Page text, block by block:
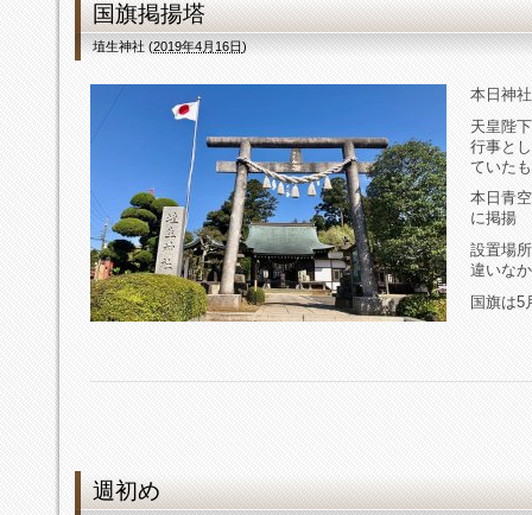
国旗掲揚塔
埴生神社(2019年4月16日)
本日神
天皇陛
行事と
ていた
本日青
に掲揚
設置場
違いな
国旗は5
週初め